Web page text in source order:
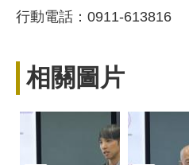
行動電話：0911-613816
相關圖片